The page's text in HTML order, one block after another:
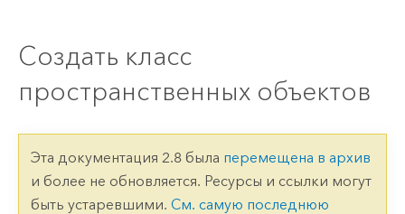
Создать класс
пространственных объектов
Эта документация 2.8 была перемещена в архив
и более не обновляется. Ресурсы и ссылки могут
быть устаревшими. См. самую последнюю